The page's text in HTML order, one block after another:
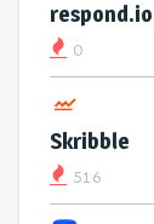
respond.io
0
Skribble
516